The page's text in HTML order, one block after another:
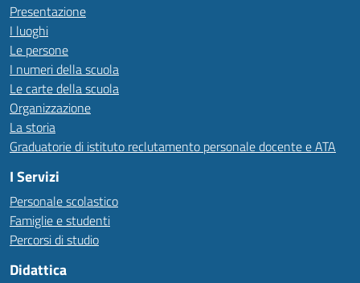
Presentazione
I luoghi
Le persone
I numeri della scuola
Le carte della scuola
Organizzazione
La storia
Graduatorie di istituto reclutamento personale docente e ATA
I Servizi
Personale scolastico
Famiglie e studenti
Percorsi di studio
Didattica